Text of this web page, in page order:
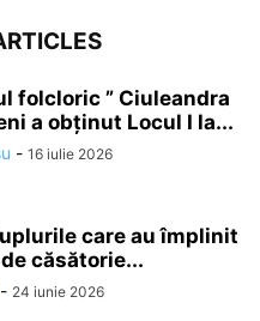
folcloric ” Ciuleandra
a obținut Locul I la...
- 16 iulie 2026
care au împlinit
căsătorie...
- 24 iunie 2026